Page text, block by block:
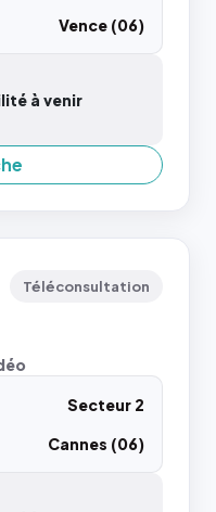
Vence (06)
à venir
Téléconsultation
Secteur 2
Cannes (06)